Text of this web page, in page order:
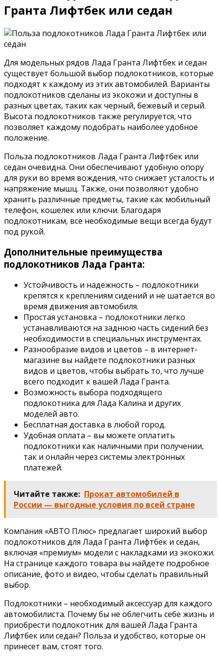
Гранта Лифтбек или седан
Для модельных рядов Лада Гранта Лифтбек и седан
существует большой выбор подлокотников, которые
подходят к каждому из этих автомобилей. Варианты
подлокотников сделаны из экокожи и доступны в
разных цветах, таких как черный, бежевый и серый.
Высота подлокотников также регулируется, что
позволяет каждому подобрать наиболее удобное
положение.
Польза подлокотников Лада Гранта Лифтбек или
седан очевидна. Они обеспечивают удобную опору
для руки во время вождения, что снижает усталость и
напряжение мышц. Также, они позволяют удобно
хранить различные предметы, такие как мобильный
телефон, кошелек или ключи. Благодаря
подлокотникам, все необходимые вещи всегда будут
под рукой.
Дополнительные преимущества
подлокотников Лада Гранта:
Устойчивость и надежность – подлокотники
крепятся к креплениям сидений и не шатается во
время движения автомобиля.
Простая установка – подлокотники легко
устанавливаются на заднюю часть сидений без
необходимости в специальных инструментах.
Разнообразие видов и цветов – в интернет-
магазине вы найдете подлокотники разных
видов и цветов, чтобы выбрать то, что лучше
всего подходит к вашей Лада Гранта.
Возможность выбора подходящего
подлокотника для Лада Калина и других
моделей авто.
Бесплатная доставка в любой город.
Удобная оплата – вы можете оплатить
подлокотники как наличными при получении,
так и онлайн через системы электронных
платежей.
Читайте также: Прокат автомобилей в
России — выгодные условия по всей стране
Компания «АВТО Плюс» предлагает широкий выбор
подлокотников для Лада Гранта Лифтбек и седан,
включая «премиум» модели с накладками из экокожи.
На странице каждого товара вы найдете подробное
описание, фото и видео, чтобы сделать правильный
выбор.
Подлокотники – необходимый аксессуар для каждого
автомобилиста. Почему бы не облегчить себе жизнь и
приобрести подлокотник для вашей Лада Гранта
Лифтбек или седан? Польза и удобство, которые он
принесет вам, стоят того.